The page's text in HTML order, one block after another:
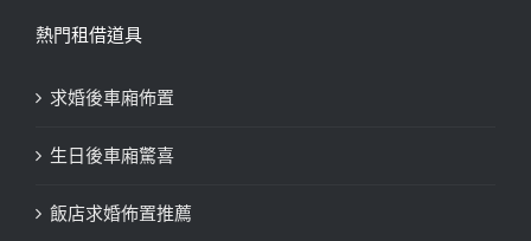
熱門租借道具
求婚後車廂佈置
生日後車廂驚喜
飯店求婚佈置推薦